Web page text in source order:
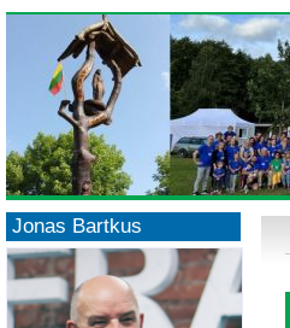
Jonas Bartkus